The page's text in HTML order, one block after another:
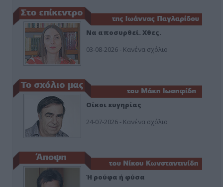
Να αποσυρθεί. Χθες.
03-08-2026 - Κανένα σχόλιο
Οίκοι ευγηρίας
24-07-2026 - Κανένα σχόλιο
Ή ρούφα ή φύσα